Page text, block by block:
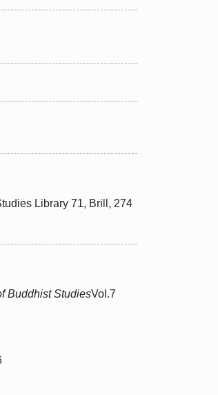
Library 71, Brill, 274
Buddhist StudiesVol.7